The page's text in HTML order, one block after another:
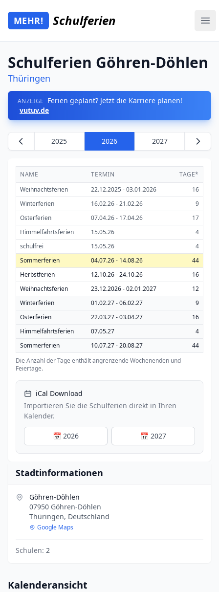
Zum Hauptinhalt springen
Mehr Schulferien
MEHR! Schulferien
Schulferien Göhren-Döhlen
Thüringen
ANZEIGE Ferien geplant? Jetzt die Karriere planen!
vutuv.de
2025 2026 2027
NAME TERMIN
TAGE*
Weihnachtsferien
22.12.2025 - 03.01.2026
16
Winterferien
16.02.26 - 21.02.26
9
Osterferien
07.04.26 - 17.04.26
17
Himmelfahrtsferien
15.05.26
4
schulfrei
15.05.26
4
Sommerferien
04.07.26 - 14.08.26
44
Herbstferien
12.10.26 - 24.10.26
16
Weihnachtsferien
23.12.2026 - 02.01.2027
12
Winterferien
01.02.27 - 06.02.27
9
Osterferien
22.03.27 - 03.04.27
16
Himmelfahrtsferien
07.05.27
4
Sommerferien
10.07.27 - 20.08.27
44
Die Anzahl der Tage enthält angrenzende Wochenenden und
Feiertage.
iCal Download
Importieren Sie die Schulferien direkt in Ihren
Kalender.
📅 2026 📅 2027
Stadtinformationen
Göhren-Döhlen
07950 Göhren-Döhlen
Thüringen, Deutschland
Google Maps
Schulen: 2
Kalenderansicht